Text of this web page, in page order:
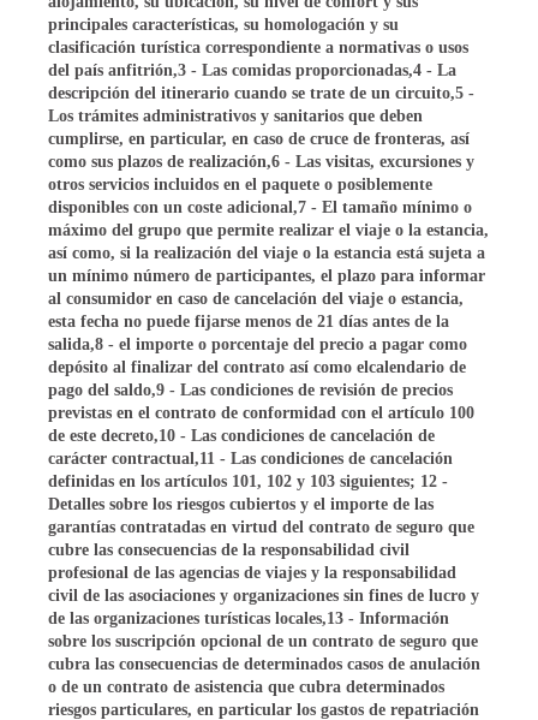
principales características, su homologación y su
clasificación turística correspondiente a normativas o usos
del país anfitrión,3 - Las comidas proporcionadas,4 - La
descripción del itinerario cuando se trate de un circuito,5 -
Los trámites administrativos y sanitarios que deben
cumplirse, en particular, en caso de cruce de fronteras, así
como sus plazos de realización,6 - Las visitas, excursiones y
otros servicios incluidos en el paquete o posiblemente
disponibles con un coste adicional,7 - El tamaño mínimo o
máximo del grupo que permite realizar el viaje o la estancia,
así como, si la realización del viaje o la estancia está sujeta a
un mínimo número de participantes, el plazo para informar
al consumidor en caso de cancelación del viaje o estancia,
esta fecha no puede fijarse menos de 21 días antes de la
salida,8 - el importe o porcentaje del precio a pagar como
depósito al finalizar del contrato así como elcalendario de
pago del saldo,9 - Las condiciones de revisión de precios
previstas en el contrato de conformidad con el artículo 100
de este decreto,10 - Las condiciones de cancelación de
carácter contractual,11 - Las condiciones de cancelación
definidas en los artículos 101, 102 y 103 siguientes; 12 -
Detalles sobre los riesgos cubiertos y el importe de las
garantías contratadas en virtud del contrato de seguro que
cubre las consecuencias de la responsabilidad civil
profesional de las agencias de viajes y la responsabilidad
civil de las asociaciones y organizaciones sin fines de lucro y
de las organizaciones turísticas locales,13 - Información
sobre los suscripción opcional de un contrato de seguro que
cubra las consecuencias de determinados casos de anulación
o de un contrato de asistencia que cubra determinados
riesgos particulares, en particular los gastos de repatriación